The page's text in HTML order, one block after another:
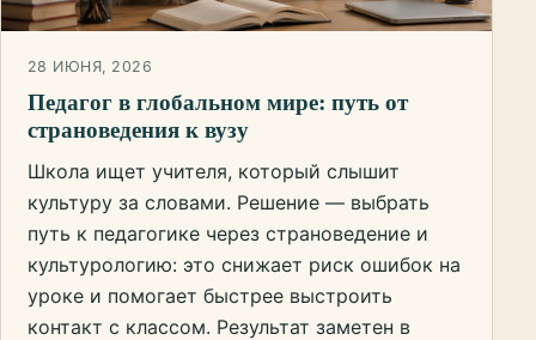
28 ИЮНЯ, 2026
Педагог в глобальном мире: путь от
страноведения к вузу
Школа ищет учителя, который слышит
культуру за словами. Решение — выбрать
путь к педагогике через страноведение и
культурологию: это снижает риск ошибок на
уроке и помогает быстрее выстроить
контакт с классом. Результат заметен в